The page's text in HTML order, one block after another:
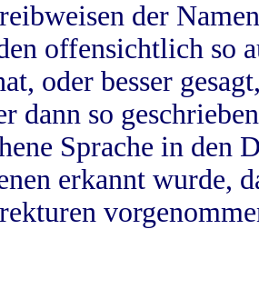
der
offensichtlich so
oder besser
dann so
Sprache in
erkannt wurde,